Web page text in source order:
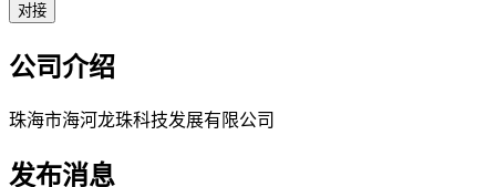
对接
公司介绍
珠海市海河龙珠科技发展有限公司
发布消息